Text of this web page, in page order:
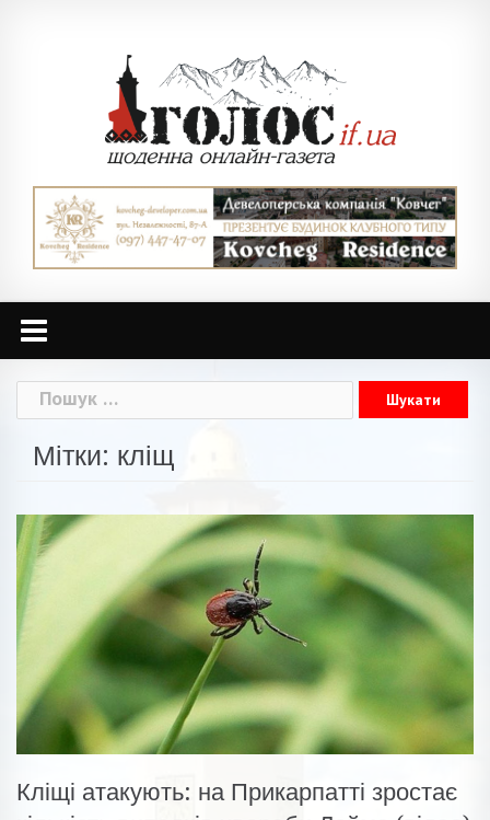
Пошук:
Мітки: кліщ
Кліщі атакують: на Прикарпатті зростає